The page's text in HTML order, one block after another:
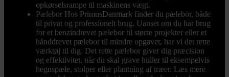
opkørselsrampe til maskinens vægt.
Pælebor Hos PrimusDanmark finder du pælebor, både
til privat og professionelt brug. Uanset om du har brug
for et benzindrevet pælebor til større projekter eller et
hånddrevet pælebor til mindre opgaver, har vi det rette
værktøj til dig. Det rette pælebor giver dig præcision
og effektivitet, når du skal grave huller til eksempelvis
hegnspæle, stolper eller plantning af træer. Læs mere